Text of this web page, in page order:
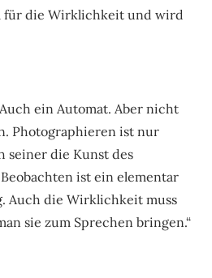
für die Wirklichkeit und wird
ein Automat. Aber nicht
Photographieren ist nur
seiner die Kunst des
ist ein elementar
Auch die Wirklichkeit muss
sie zum Sprechen bringen.“